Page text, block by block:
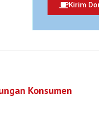
Kirim
Konsumen